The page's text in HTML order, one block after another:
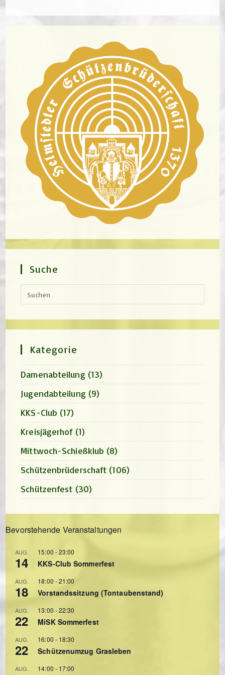
Suche
Kategorie
Damenabteilung (13)
Jugendabteilung (9)
KKS-Club (17)
Kreisjägerhof (1)
Mittwoch-Schießklub (8)
Schützenbrüderschaft (106)
Schützenfest (30)
Bevorstehende Veranstaltungen
AUG.
14
15:00 -23:00
KKS-Club Sommerfest
AUG.
18
18:00 -21:00
Vorstandssitzung (Tontaubenstand)
AUG.
22
13:00 -22:30
MiSK Sommerfest
AUG.
22
16:00 - 18:30
Schützenumzug Grasleben
AUG. 14:00 - 17:00